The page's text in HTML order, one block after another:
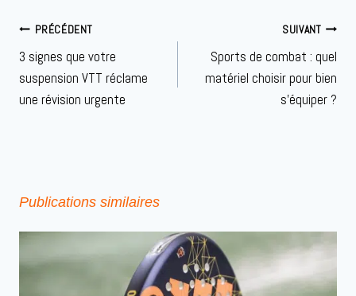
Navigation
de
l’article
PRÉCÉDENT
3 signes que votre
suspension VTT réclame
une révision urgente
SUIVANT
Sports de combat : quel
matériel choisir pour bien
s’équiper ?
Publications similaires